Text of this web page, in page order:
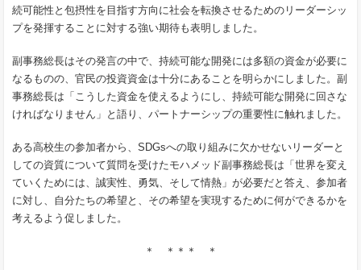
続可能性と包摂性を目指す方向に社会を転換させるためのリーダーシッ
プを発揮することに対する強い期待も表明しました。
副事務総長はその発言の中で、持続可能な開発には多額の資金が必要に
なるものの、官民の投資資金は十分にあることを明らかにしました。副
事務総長は「こうした資金を使えるようにし、持続可能な開発に回さな
ければなりません」と語り、パートナーシップの重要性に触れました。
ある高校生の参加者から、SDGsへの取り組みに欠かせないリーダーと
しての資質について質問を受けたモハメッド副事務総長は「世界を変え
ていくためには、誠実性、勇気、そして情熱」が必要だと答え、参加者
に対し、自分たちの希望と、その希望を実現するために何ができるかを
考えるよう促しました。
＊ ＊＊＊ ＊